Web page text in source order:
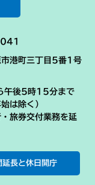
港町三丁目5番1号
午後5時15分まで
は除く）
旅券交付業務を延
延長と休日開庁